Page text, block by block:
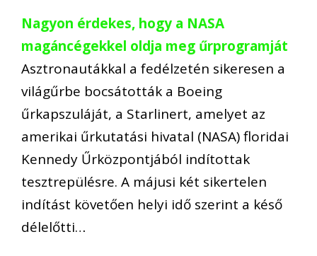
Nagyon érdekes, hogy a NASA
magáncégekkel oldja meg űrprogramját
Asztronautákkal a fedélzetén sikeresen a
világűrbe bocsátották a Boeing
űrkapszuláját, a Starlinert, amelyet az
amerikai űrkutatási hivatal (NASA) floridai
Kennedy Űrközpontjából indítottak
tesztrepülésre. A májusi két sikertelen
indítást követően helyi idő szerint a késő
délelőtti…